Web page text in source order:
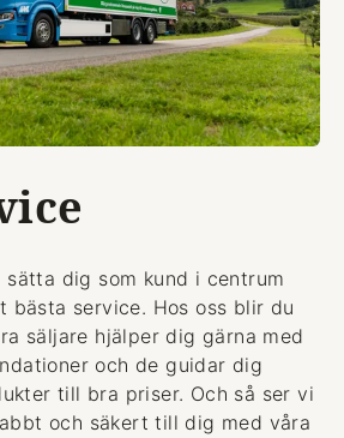
dig som kund i centrum
bästa service. Hos oss blir du
säljare hjälper dig gärna med
och de guidar dig
till bra priser. Och så ser vi
och säkert till dig med våra